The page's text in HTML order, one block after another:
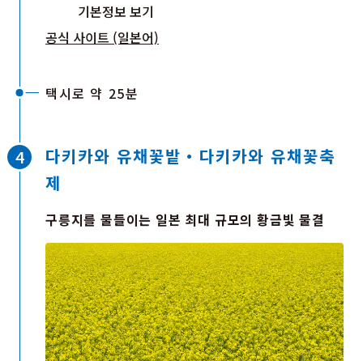
기본정보 보기
공식 사이트 (일본어)
택시로 약 25분
다키카와 유채꽃밭・다키카와 유채꽃축
제
구릉지를 물들이는 일본 최대 규모의 황금빛 물결